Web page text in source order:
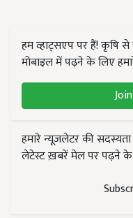
हम व्हाट्सएप पर हैं! कृषि
मोबाइल में पढ़ने के लिए
हमारे न्यूज़लेटर की
लेटेस्ट ख़बरें मेल पर पढ़ने के